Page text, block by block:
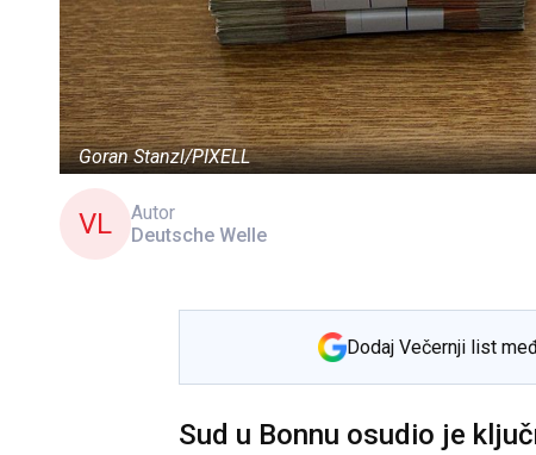
Goran Stanzl/PIXELL
VL
Autor
Deutsche Welle
Dodaj Večernji list
Sud u Bonnu osudio je